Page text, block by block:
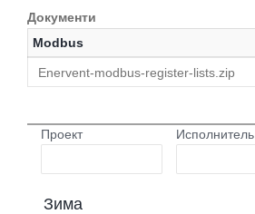
Документи
Modbus
Enervent-modbus-register-lists.zip
Проект
Исполнитель
Зима